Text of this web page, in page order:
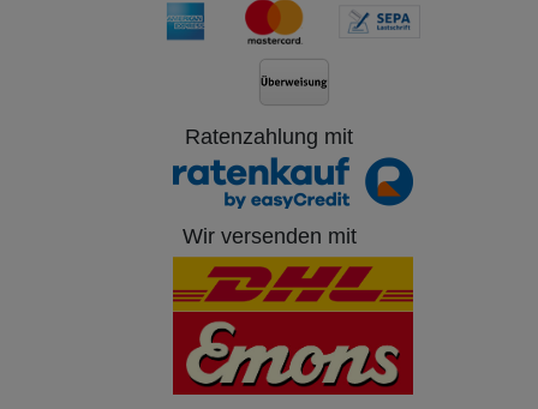
Ratenzahlung mit
Wir versenden mit